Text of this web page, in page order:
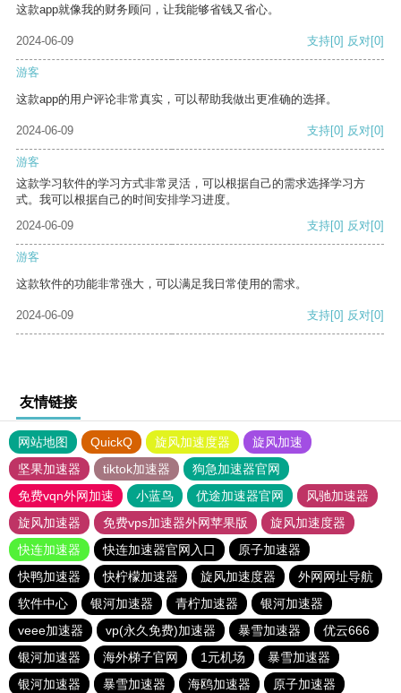
这款app就像我的财务顾问，让我能够省钱又省心。
2024-06-09 支持[0] 反对[0]
游客
这款app的用户评论非常真实，可以帮助我做出更准确的选择。
2024-06-09 支持[0] 反对[0]
游客
这款学习软件的学习方式非常灵活，可以根据自己的需求选择学习方
式。我可以根据自己的时间安排学习进度。
2024-06-09
支持[0] 反对[0]
游客
这款软件的功能非常强大，可以满足我日常使用的需求。
2024-06-09 支持[0] 反对[0]
友情链接
网站地图 QuickQ 旋风加速度器
旋风加速
坚果加速器
tiktok加速器
狗急加速器官网
免费vqn外网加速
小蓝鸟 优途加速器官网
风驰加速器
旋风加速器
免费vps加速器外网苹果版
旋风加速度器
快连加速器
快连加速器官网入口
原子加速器
快鸭加速器
快柠檬加速器 旋风加速度器
外网网址导航
软件中心
银河加速器 青柠加速器
银河加速器
veee加速器
vp(永久免费)加速器 暴雪加速器
优云666
银河加速器
海外梯子官网 1元机场
暴雪加速器
银河加速器
暴雪加速器 海鸥加速器 原子加速器